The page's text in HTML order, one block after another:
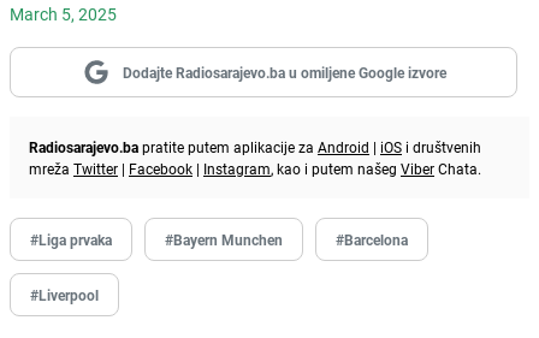
March 5, 2025
Dodajte Radiosarajevo.ba u omiljene Google izvore
Radiosarajevo.bapratite putem aplikacije za Android | iOS i društvenih
mreža Twitter | Facebook | Instagram, kao i putem našeg ViberChata.
#Liga prvaka #Bayern Munchen #Barcelona
#Liverpool